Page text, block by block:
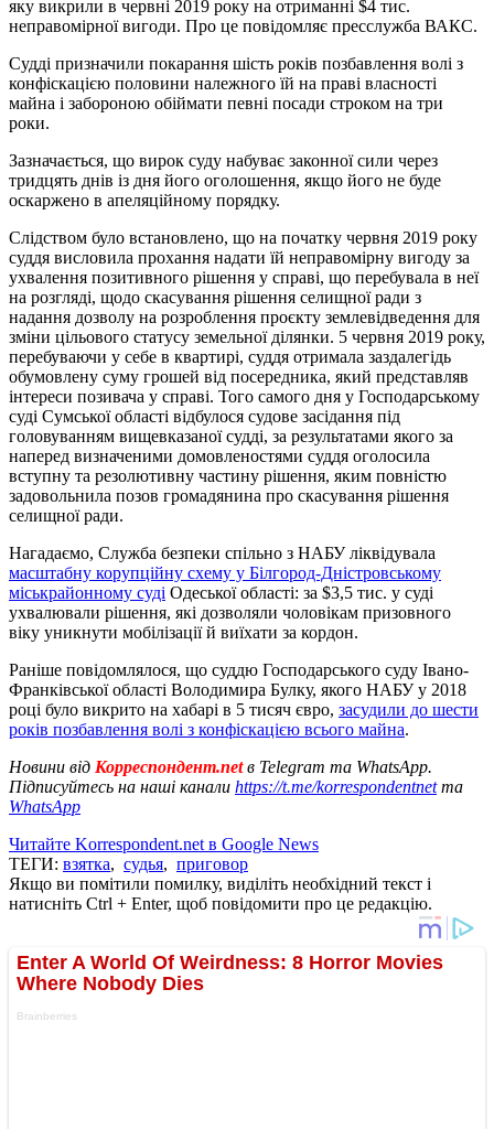
яку викрили в червні 2019 року на отриманні $4 тис.
неправомірної вигоди. Про це повідомляє пресслужба ВАКС.
Судді призначили покарання шість років позбавлення волі з
конфіскацією половини належного їй на праві власності
майна і забороною обіймати певні посади строком на три
роки.
Зазначається, що вирок суду набуває законної сили через
тридцять днів із дня його оголошення, якщо його не буде
оскаржено в апеляційному порядку.
Слідством було встановлено, що на початку червня 2019 року
суддя висловила прохання надати їй неправомірну вигоду за
ухвалення позитивного рішення у справі, що перебувала в неї
на розгляді, щодо скасування рішення селищної ради з
надання дозволу на розроблення проєкту землевідведення для
зміни цільового статусу земельної ділянки. 5 червня 2019 року,
перебуваючи у себе в квартирі, суддя отримала заздалегідь
обумовлену суму грошей від посередника, який представляв
інтереси позивача у справі. Того самого дня у Господарському
суді Сумської області відбулося судове засідання під
головуванням вищевказаної судді, за результатами якого за
наперед визначеними домовленостями суддя оголосила
вступну та резолютивну частину рішення, яким повністю
задовольнила позов громадянина про скасування рішення
селищної ради.
Нагадаємо, Служба безпеки спільно з НАБУ ліквідувала
масштабну корупційну схему у Білгород-Дністровському
міськрайонному суді Одеської області: за $3,5 тис. у суді
ухвалювали рішення, які дозволяли чоловікам призовного
віку уникнути мобілізації й виїхати за кордон.
Раніше повідомлялося, що суддю Господарського суду Івано-
Франківської області Володимира Булку, якого НАБУ у 2018
році було викрито на хабарі в 5 тисяч євро, засудили до шести
років позбавлення волі з конфіскацією всього майна.
Новини від Корреспондент.netв Telegram та WhatsApp.
Підписуйтесь на наші канали https://t.me/korrespondentnetта
WhatsApp
Читайте Korrespondent.net в Google News
ТЕГИ: взятка, судья, приговор
Якщо ви помітили помилку, виділіть необхідний текст і
натисніть Ctrl + Enter, щоб повідомити про це редакцію.